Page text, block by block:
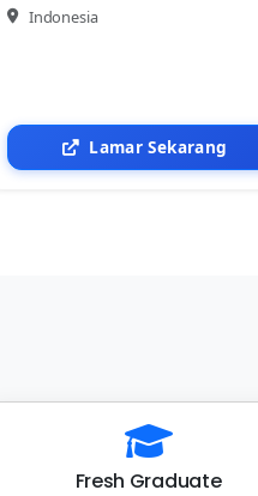
Indonesia
Lamar Sekarang
Fresh Graduate